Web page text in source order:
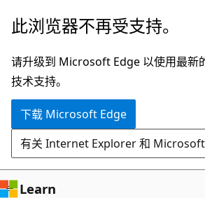
跳
主
要
内
此浏览器不再受支持。
请升级到 Microsoft Edge 以使用最新
技术支持。
下载 Microsoft Edge
有关 Internet Explorer 和 Microsoft
Learn